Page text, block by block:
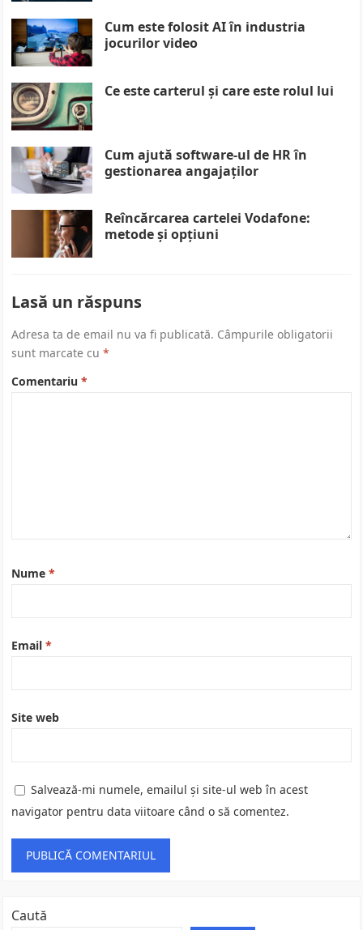
Cum este folosit AI în industria
jocurilor video
Ce este carterul și care este rolul lui
Cum ajută software-ul de HR în
gestionarea angajaților
Reîncărcarea cartelei Vodafone:
metode și opțiuni
Lasă un răspuns
Adresa ta de email nu va fi publicată. Câmpurile obligatorii
sunt marcate cu*
Comentariu*
Nume*
Email*
Site web
Salvează-mi numele, emailul și site-ul web în acest
navigator pentru data viitoare când o să comentez.
Caută